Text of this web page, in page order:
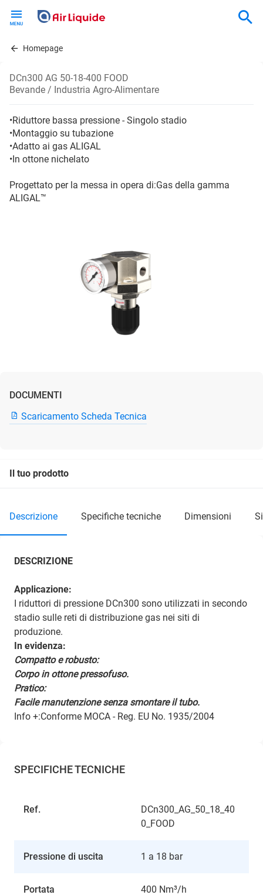
contentHomepage
DCn300 AG 50-18-400 FOOD
Bevande / Industria Agro-Alimentare
•Riduttore bassa pressione - Singolo stadio
•Montaggio su tubazione
•Adatto ai gas ALIGAL
•In ottone nichelato
Progettato per la messa in opera di:Gas della gamma
ALIGAL™
DOCUMENTI
Scaricamento Scheda Tecnica
Il tuo prodotto
descrizione specifiche tecniche dimensioni
DESCRIZIONE
Applicazione:
I riduttori di pressione DCn300 sono utilizzati in secondo
stadio sulle reti di distribuzione gas nei siti di
produzione.
In evidenza:
Compatto e robusto:
Corpo in ottone pressofuso.
Pratico:
Facile manutenzione senza smontare il tubo.
Info +:Conforme MOCA - Reg. EU No. 1935/2004
SPECIFICHE TECNICHE
Ref.
DCn300_AG_50_18_40
0_FOOD
Pressione di uscita 1 a 18 bar
Portata 400 Nm³/h